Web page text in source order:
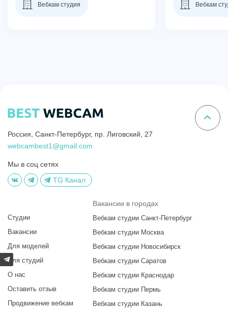
Вебкам студия Вебкам
Россия, Санкт-Петербург, пр. Лиговский, 27
webcambest1@gmail.com
Мы в соц сетях
TG Канал
Студии
Вакансии
Для моделей
Для студий
О нас
Оставить отзыв
Продвижение вебкам
Вакансии в городах
Вебкам студии Санкт-Петербург
Вебкам студии Москва
Вебкам студии Новосибирск
Вебкам студии Саратов
Вебкам студии Краснодар
Вебкам студии Пермь
Вебкам студии Казань